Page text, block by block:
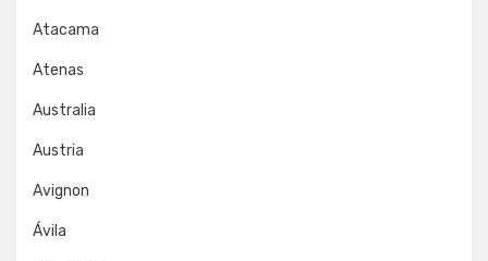
Atacama
Atenas
Australia
Austria
Avignon
Ávila